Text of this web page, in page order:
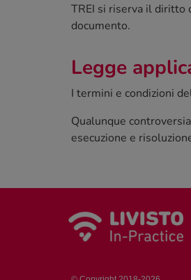
TREI si riserva il diritto
documento.
Legge
I termini e condizioni
Qualunque
esecuzione e